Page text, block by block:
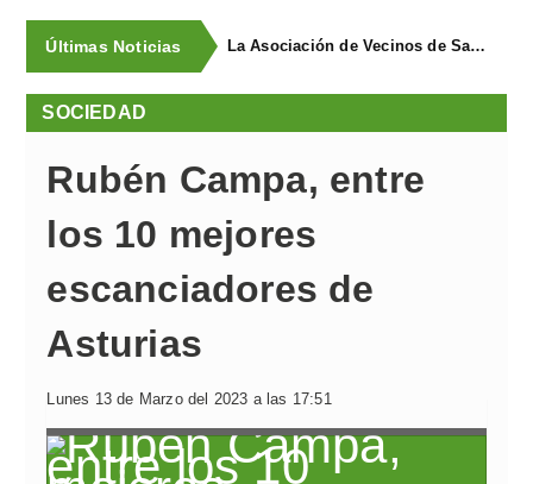
Últimas Noticias La Asociación de Vecinos de Santa Cruz descubrió los Covarones
SOCIEDAD
Rubén Campa, entre
los 10 mejores
escanciadores de
Asturias
Lunes 13 de Marzo del 2023 a las 17:51